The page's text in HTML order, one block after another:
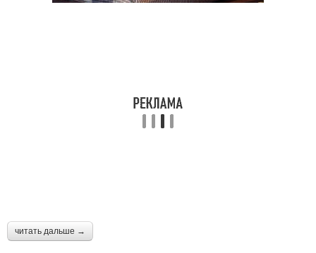
читать дальше →